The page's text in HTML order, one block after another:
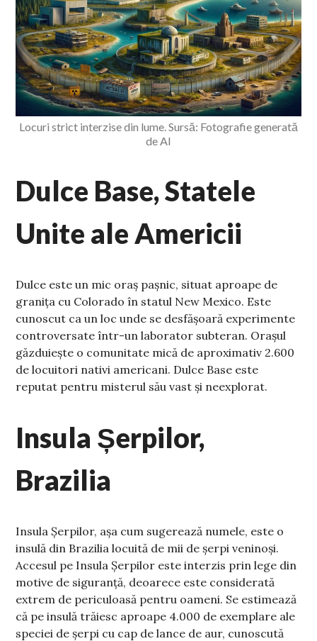
Locuri strict interzise din lume. Sursă: Fotografie generată
de AI
Dulce Base, Statele
Unite ale Americii
Dulce este un mic oraș pașnic, situat aproape de
granița cu Colorado în statul New Mexico. Este
cunoscut ca un loc unde se desfășoară experimente
controversate într-un laborator subteran. Orașul
găzduiește o comunitate mică de aproximativ 2.600
de locuitori nativi americani. Dulce Base este
reputat pentru misterul său vast și neexplorat.
Insula Șerpilor,
Brazilia
Insula Șerpilor, așa cum sugerează numele, este o
insulă din Brazilia locuită de mii de șerpi veninoși.
Accesul pe Insula Șerpilor este interzis prin lege din
motive de siguranță, deoarece este considerată
extrem de periculoasă pentru oameni. Se estimează
că pe insulă trăiesc aproape 4.000 de exemplare ale
speciei de șerpi cu cap de lance de aur, cunoscută